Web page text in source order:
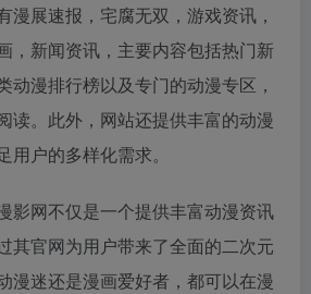
漫展速报，宅腐无双，游戏资讯，
，新闻资讯，主要内容包括热门新
动漫排行榜以及专门的动漫专区，
读。此外，网站还提供丰富的动漫
用户的多样化需求。
影网不仅是一个提供丰富动漫资讯
其官网为用户带来了全面的二次元
漫迷还是漫画爱好者，都可以在漫